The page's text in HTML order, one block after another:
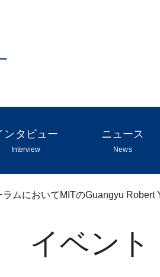
ンタビュー
Interview
ニュース
News
ムにおいてMITのGuangyu Robert
イベント